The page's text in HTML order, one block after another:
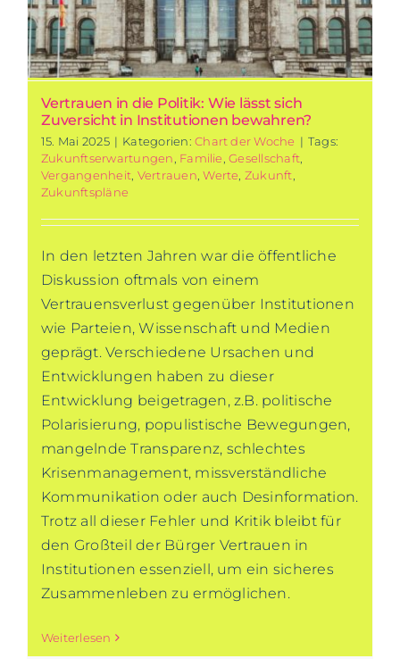
Vertrauen in die Politik: Wie lässt sich
Zuversicht in Institutionen bewahren?
15. Mai 2025 | Kategorien:Chart der Woche | Tags:
Zukunftserwartungen Familie ,Gesellschaft
Vergangenheit Vertrauen ,Werte Zukunft
Zukunftspläne
In den letzten Jahren war die öffentliche
Diskussion oftmals von einem
Vertrauensverlust gegenüber Institutionen
wie Parteien, Wissenschaft und Medien
geprägt. Verschiedene Ursachen und
Entwicklungen haben zu dieser
Entwicklung beigetragen, z.B. politische
Polarisierung, populistische Bewegungen,
mangelnde Transparenz, schlechtes
Krisenmanagement, missverständliche
Kommunikation oder auch Desinformation.
Trotz all dieser Fehler und Kritik bleibt für
den Großteil der Bürger Vertrauen in
Institutionen essenziell, um ein sicheres
Zusammenleben zu ermöglichen.
Weiterlesen